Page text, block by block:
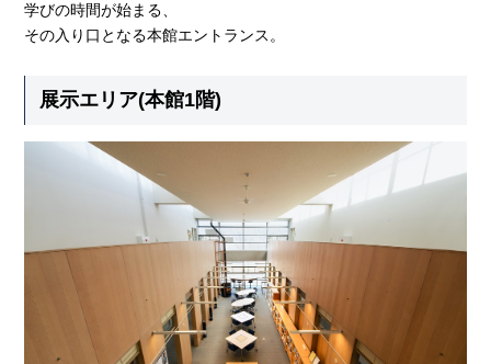
学びの時間が始まる、
その入り口となる本館エントランス。
展示エリア(本館1階)